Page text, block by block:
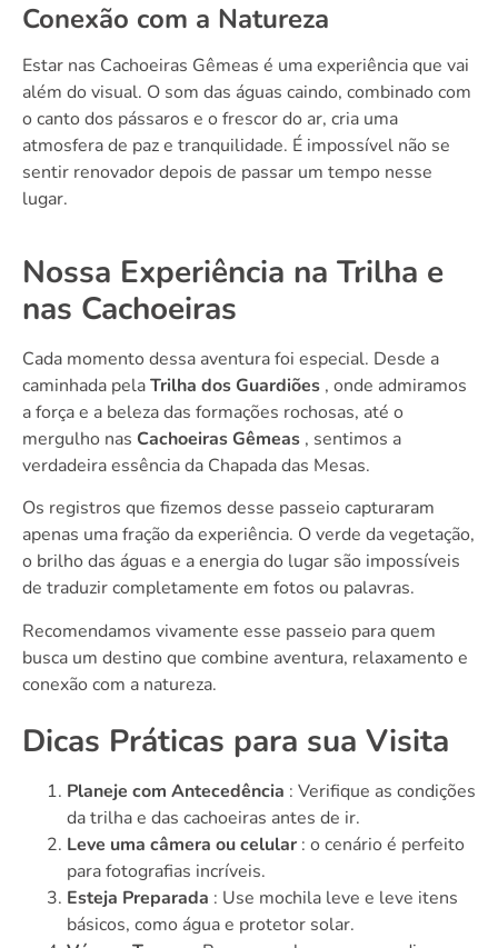
Conexão com a Natureza
Estar nas Cachoeiras Gêmeas é uma experiência que vai
além do visual. O som das águas caindo, combinado com
o canto dos pássaros e o frescor do ar, cria uma
atmosfera de paz e tranquilidade. É impossível não se
sentir renovador depois de passar um tempo nesse
lugar.
Nossa Experiência na Trilha e
nas Cachoeiras
Cada momento dessa aventura foi especial. Desde a
caminhada pelaTrilha dos Guardiões , onde admiramos
a força e a beleza das formações rochosas, até o
mergulho nas Cachoeiras Gêmeas , sentimos a
verdadeira essência da Chapada das Mesas.
Os registros que fizemos desse passeio capturaram
apenas uma fração da experiência. O verde da vegetação,
o brilho das águas e a energia do lugar são impossíveis
de traduzir completamente em fotos ou palavras.
Recomendamos vivamente esse passeio para quem
busca um destino que combine aventura, relaxamento e
conexão com a natureza.
Dicas Práticas para sua Visita
Planeje com Antecedência : Verifique as condições
da trilha e das cachoeiras antes de ir.
Leve uma câmera ou celular : o cenário é perfeito
para fotografias incríveis.
Esteja Preparada : Use mochila leve e leve itens
básicos, como água e protetor solar.